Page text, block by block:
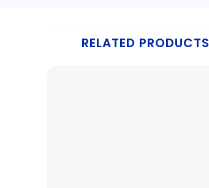
RELATED PRODUCTS